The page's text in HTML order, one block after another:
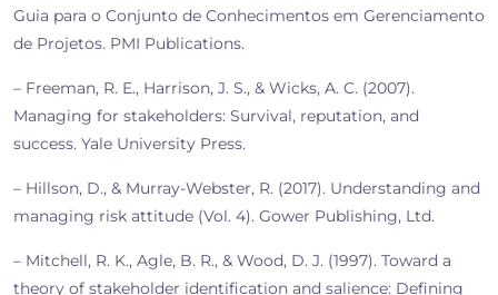
Guia para o Conjunto de Conhecimentos em Gerenciamento
de Projetos. PMI Publications.
– Freeman, R. E., Harrison, J. S., & Wicks, A. C. (2007).
Managing for stakeholders: Survival, reputation, and
success. Yale University Press.
– Hillson, D., & Murray-Webster, R. (2017). Understanding and
managing risk attitude (Vol. 4). Gower Publishing, Ltd.
– Mitchell, R. K., Agle, B. R., & Wood, D. J. (1997). Toward a
theory of stakeholder identification and salience: Defining